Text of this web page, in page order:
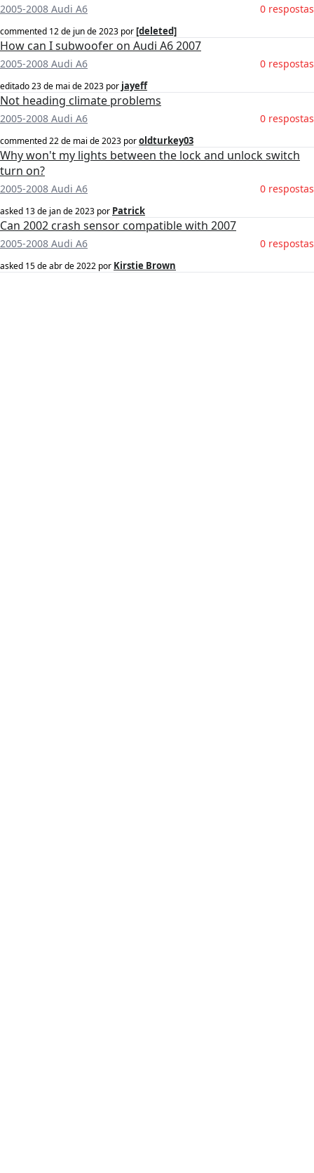
2005-2008 Audi A6 0 respostas
commented 12 de jun de 2023 por [deleted]
How can I subwoofer on Audi A6 2007
2005-2008 Audi A6 0 respostas
editado23 de mai de 2023 por jayeff
Not heading climate problems
2005-2008 Audi A6 0 respostas
commented22 de mai de 2023 poroldturkey03
Why won't my lights between the lock and unlock switch
turn on?
2005-2008 Audi A6 0 respostas
asked 13 de jan de 2023 por Patrick
Can 2002 crash sensor compatible with 2007
2005-2008 Audi A6 0 respostas
asked 15 de abr de 2022 por Kirstie Brown